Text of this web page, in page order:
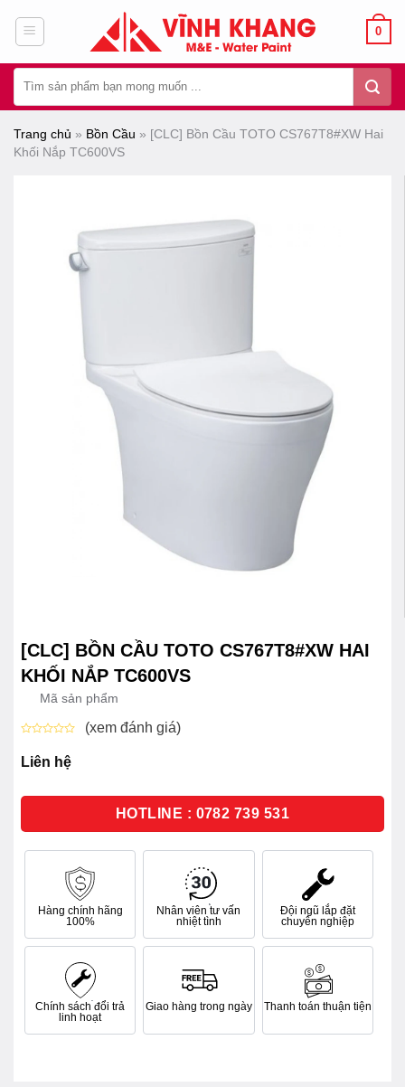
dung
0
kiếm:
Trang chủ » Bồn Cầu » [CLC] Bồn Cầu TOTO CS767T8#XW Hai
Khối Nắp TC600VS
[CLC] BỒN CẦU TOTO CS767T8#XW HAI
KHỐI NẮP TC600VS
Mã sản phẩm
xếp
hạng
sao
(xem đánh giá)
Liên hệ
HOTLINE : 0782 739 531
Hàng chính hãng
100%
Nhân viên tư vấn
nhiệt tình
Đội ngũ lắp đặt
chuyên nghiệp
Chính sách đổi trả
linh hoạt
Giao hàng trong ngày Thanh toán thuận tiện